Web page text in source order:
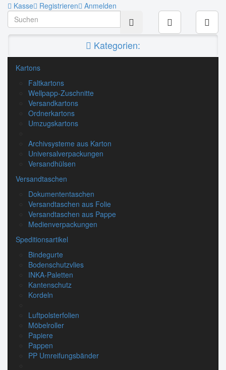
Kasse Registrieren Anmelden
Kategorien:
Kartons
Faltkartons
Wellpapp-Zuschnitte
Versandkartons
Ordnerkartons
Umzugskartons
Archivsysteme aus Karton
Universalverpackungen
Versandhülsen
Versandtaschen
Dokumententaschen
Versandtaschen aus Folie
Versandtaschen aus Pappe
Medienverpackungen
Speditionsartikel
Bindegurte
Bodenschutzvlies
INKA-Paletten
Kantenschutz
Kordeln
Luftpolsterfolien
Möbelroller
Papiere
Pappen
PP Umreifungsbänder